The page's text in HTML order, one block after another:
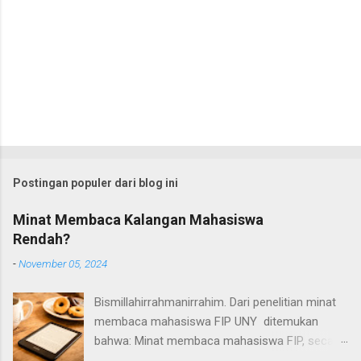
Postingan populer dari blog ini
Minat Membaca Kalangan Mahasiswa
Rendah?
-November 05, 2024
Bismillahirrahmanirrahim. Dari penelitian minat
membaca mahasiswa FIP UNY ditemukan
bahwa: Minat membaca mahasiswa FIP, secara